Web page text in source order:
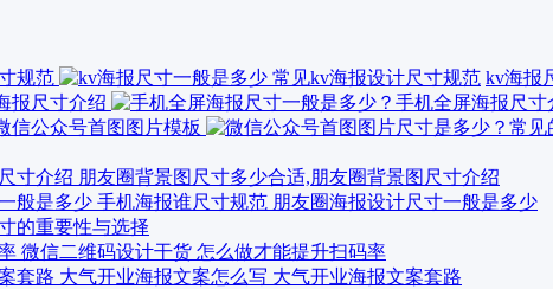
kv海报
朋友圈背景图尺寸多少合适,朋友圈背景图尺寸介绍
手机海报谁尺寸规范 朋友圈海报设计尺寸一般是多少
的重要性与选择
微信二维码设计干货 怎么做才能提升扫码率
大气开业海报文案怎么写 大气开业海报文案套路